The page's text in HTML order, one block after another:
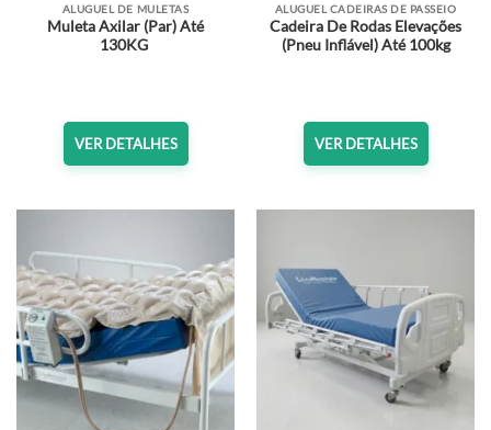
ALUGUEL DE MULETAS
Muleta Axilar (Par) Até
130KG
VER DETALHES
ALUGUEL CADEIRAS DE PASSEIO
Cadeira De Rodas Elevações
(Pneu Inflável) Até 100kg
VER DETALHES